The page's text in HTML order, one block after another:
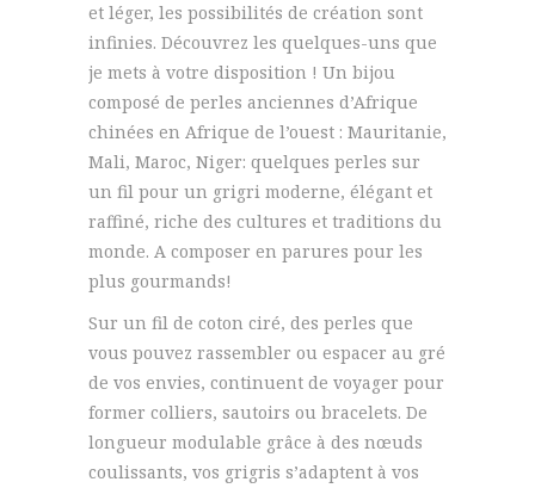
et léger, les possibilités de création sont
infinies. Découvrez les quelques-uns que
je mets à votre disposition ! Un bijou
composé de perles anciennes d’Afrique
chinées en Afrique de l’ouest : Mauritanie,
Mali, Maroc, Niger: quelques perles sur
un fil pour un grigri moderne, élégant et
raffiné, riche des cultures et traditions du
monde. A composer en parures pour les
plus gourmands!
Sur un fil de coton ciré, des perles que
vous pouvez rassembler ou espacer au gré
de vos envies, continuent de voyager pour
former colliers, sautoirs ou bracelets. De
longueur modulable grâce à des nœuds
coulissants, vos grigris s’adaptent à vos